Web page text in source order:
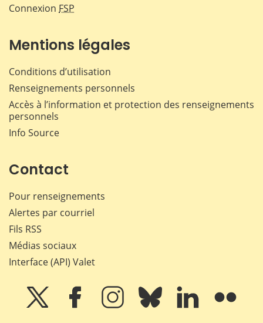
Connexion FSP
Mentions légales
Conditions d’utilisation
Renseignements personnels
Accès à l’information et protection des renseignements
personnels
Info Source
Contact
Pour renseignements
Alertes par courriel
Fils RSS
Médias sociaux
Interface (API) Valet